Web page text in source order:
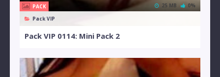
PACK
Pack VIP
25 MB 0%
Pack VIP 0114: Mini Pack 2